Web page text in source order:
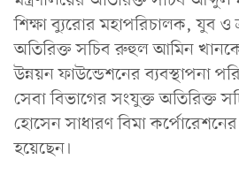
শিক্ষা ব্যুরোর মহাপরিচালক, যুব ও
অতিরিক্ত সচিব রুহুল আমিন খানকে
উন্নয়ন ফাউন্ডেশনের ব্যবস্থাপনা
সেবা বিভাগের সংযুক্ত অতিরিক্ত
হোসেন সাধারণ বিমা
হয়েছেন।